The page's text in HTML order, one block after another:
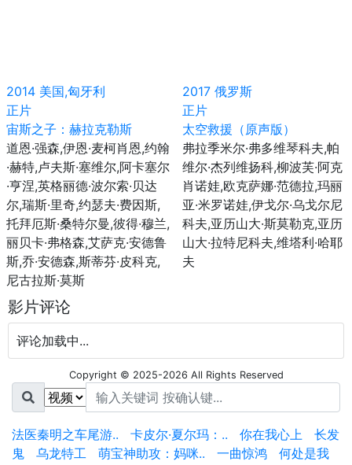
2014 美国,匈牙利
正片
宙斯之子：赫拉克勒斯
道恩·强森,伊恩·麦柯肖恩,约翰
·赫特,卢夫斯·塞维尔,阿卡塞尔
·亨涅,英格丽德·波尔索·贝达
尔,瑞斯·里奇,约瑟夫·费因斯,
托拜厄斯·桑特尔曼,彼得·穆兰,
丽贝卡·弗格森,艾萨克·安德鲁
斯,乔·安德森,斯蒂芬·皮科克,
尼古拉斯·莫斯
2017 俄罗斯
正片
太空救援（原声版）
弗拉季米尔·弗多维琴科夫,帕
维尔·杰列维扬科,柳波芙·阿克
肖诺娃,欧克萨娜·范德拉,玛丽
亚·米罗诺娃,伊戈尔·乌戈尔尼
科夫,亚历山大·斯莫勒克,亚历
山大·拉特尼科夫,维塔利·哈耶
夫
影片评论
评论加载中...
Copyright © 2025-2026 All Rights Reserved
法医秦明之车尾游.. 卡皮尔·夏尔玛：.. 你在我心上
长发
鬼
乌龙特工 萌宝神助攻：妈咪.. 一曲惊鸿
何处是我